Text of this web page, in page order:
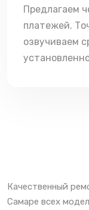
Предлагаем
платежей.
озвучиваем
Качественный
Самаре всех